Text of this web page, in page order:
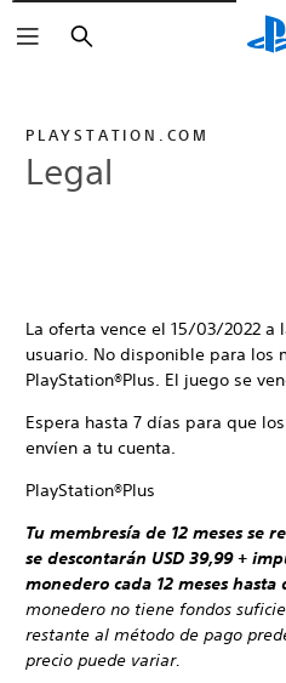
Buscar
PLAYSTATION.COM
Legal
La oferta vence el 15/03/2022 a
usuario. No disponible para los
PlayStation®Plus. El juego se
Espera hasta 7 días para que
envíen a tu cuenta.
PlayStation®Plus
Tu membresía de 12 meses se
se descontarán USD 39,99 +
monedero cada 12 meses hasta
monedero no tiene fondos
restante al método de pago
precio puede variar.